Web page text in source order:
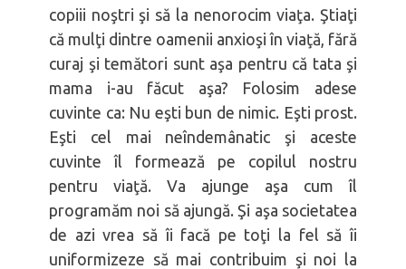
copiii noştri şi să la nenorocim viaţa. Ştiaţi
că mulţi dintre oamenii anxioşi în viaţă, fără
curaj şi temători sunt aşa pentru că tata şi
mama i-au făcut aşa? Folosim adese
cuvinte ca: Nu eşti bun de nimic. Eşti prost.
Eşti cel mai neîndemânatic şi aceste
cuvinte îl formează pe copilul nostru
pentru viaţă. Va ajunge aşa cum îl
programăm noi să ajungă. Şi aşa societatea
de azi vrea să îi facă pe toţi la fel să îi
uniformizeze să mai contribuim şi noi la